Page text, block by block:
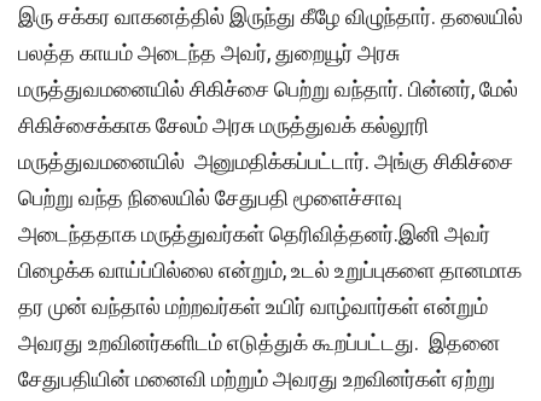
இரு சக்கர வாகனத்தில் இருந்து கீழே விழுந்தார். தலையில்
பலத்த காயம் அடைந்த அவர், துறையூர் அரசு
மருத்துவமனையில் சிகிச்சை பெற்று வந்தார். பின்னர், மேல்
சிகிச்சைக்காக சேலம் அரசு மருத்துவக் கல்லூரி
மருத்துவமனையில் அனுமதிக்கப்பட்டார். அங்கு சிகிச்சை
பெற்று வந்த நிலையில் சேதுபதி மூளைச்சாவு
அடைந்ததாக மருத்துவர்கள் தெரிவித்தனர்.இனி அவர்
பிழைக்க வாய்ப்பில்லை என்றும், உடல் உறுப்புகளை தானமாக
தர முன் வந்தால் மற்றவர்கள் உயிர் வாழ்வார்கள் என்றும்
அவரது உறவினர்களிடம் எடுத்துக் கூறப்பட்டது. இதனை
சேதுபதியின் மனைவி மற்றும் அவரது உறவினர்கள் ஏற்று